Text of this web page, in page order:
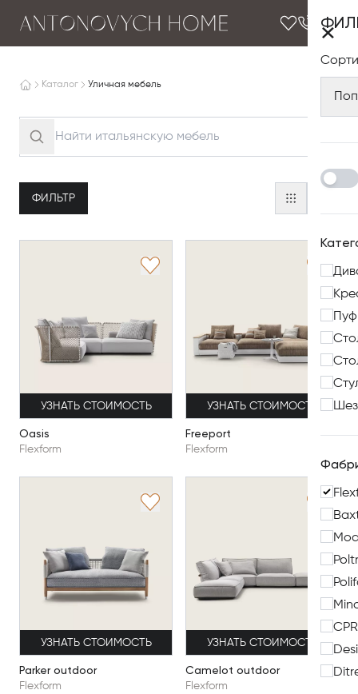
Каталог Уличная мебель
ФИЛЬТР
×
УЗНАТЬ СТОИМОСТЬ
Oasis
Flexform
УЗНАТЬ СТОИМОСТЬ
Freeport
Flexform
УЗНАТЬ СТОИМОСТЬ
Parker outdoor
Flexform
УЗНАТЬ СТОИМОСТЬ
Camelot outdoor
Flexform